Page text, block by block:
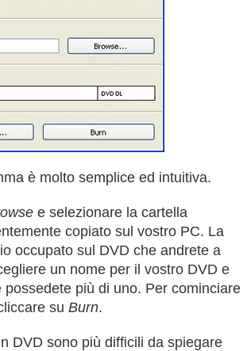
è molto semplice ed intuitiva.
e selezionare la cartella
copiato sul vostro PC. La
occupato sul DVD che andrete a
un nome per il vostro DVD e
più di uno. Per cominciare
su Burn.
DVD sono più difficili da spiegare